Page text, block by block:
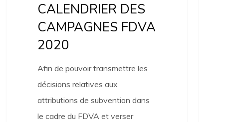
CALENDRIER DES
CAMPAGNES FDVA
2020
Afin de pouvoir transmettre les
décisions relatives aux
attributions de subvention dans
le cadre du FDVA et verser